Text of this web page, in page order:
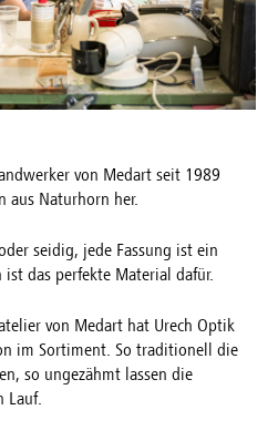
von Medart seit 1989
aus Naturhorn her.
seidig, jede Fassung ist ein
das perfekte Material dafür.
von Medart hat Urech Optik
im Sortiment. So traditionell die
so ungezähmt lassen die
Lauf.